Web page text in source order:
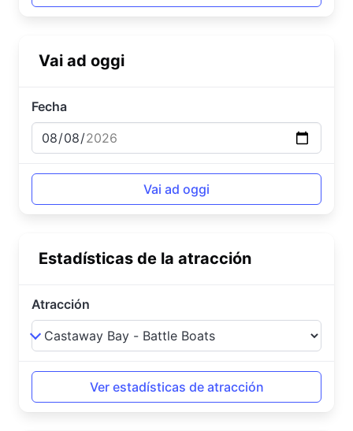
Vai ad oggi
Fecha
Estadísticas de la atracción
Atracción